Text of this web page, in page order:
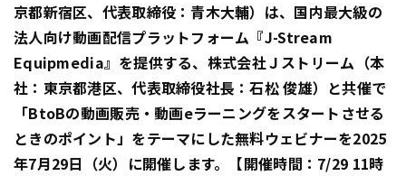
京都新宿区、代表取締役：青木大輔）は、国内最大級の
法人向け動画配信プラットフォーム『J-Stream
Equipmedia』を提供する、株式会社Ｊストリーム（本
社：東京都港区、代表取締役社長：石松 俊雄）と共催で
「BtoBの動画販売・動画eラーニングをスタートさせる
ときのポイント」をテーマにした無料ウェビナーを2025
年7月29日（火）に開催します。【開催時間：7/29 11時